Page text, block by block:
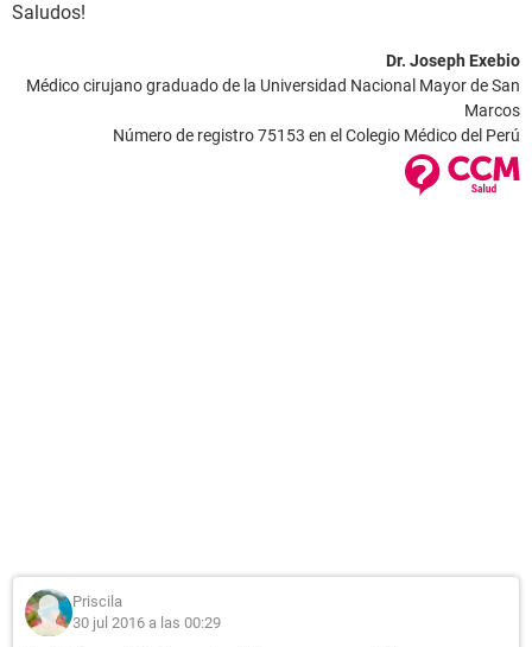
Saludos!
Dr. Joseph Exebio
Médico cirujano graduado de la Universidad Nacional Mayor de San
Marcos
Número de registro 75153 en el Colegio Médico del Perú
Priscila
30 jul 2016 a las 00:29